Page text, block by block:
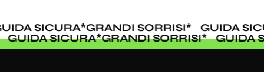
SICURA*GRANDI SORRISI*
GUIDA
* GUIDA SICURA*GRANDI SORRISI*